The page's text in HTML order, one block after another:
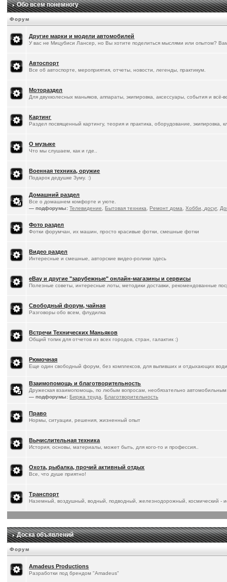
Обо всем понемногу
Форум
Другие марки и модели автомобилей
У вас не Мицубиси Лансер, но Вы хотите поделиться мыслями или опытом?
Автоспорт
Все об автоспорте, мероприятия, отчеты, новости, легенды, практикум.
Мотораздел
Для двухколесных маньяков, аппараты, экипировка, аксессуары, события и
Картинг
Раздел посвященный картингу, теория и практика, оборудование, экипировка,
О музыке
Что мы слушаем, как и где..
Военная техника, оружие
Подарок дедушке Зуму. :)
Домашний раздел
Все о домашнем комфорте и уюте.
— подфорумы: Телевидение ,Бытовая техника ,Ремонт дома ,Хобби, досуг,
Фото раздел
Фотки форумчан, их машин, просто красивые фотки, смешные фотки
Видео раздел
Интересные и смешные, авторские видео-ролики здесь
eBay и другие "зарубежные" онлайн-магазины и сервисы
Полезные советы, интересные лоты, методики доставки, рекомендованные
Свободный форум, чайная
Разговоры обо всем, флудилка
Встречи Технических Маньяков
Общий топик для отчетов из всех городов, стран, галактик :)
Рюмочная
Еще один свободный форум, без комплексов, для выпивших и отдыхающих
Взаимопомощь и благотворительность
Дружеская взаимопомощь, по любым вопросам, необязательно автомобильным
— подфорумы: Биржа труда ,Благотворительность
Право
Нормы, ситуации, решения, жизненный опыт
Вычислительная техника
История, основы, материалы, может быть, для кого-то и профессия..
Охота, рыбалка, прочий активный отдых
Все, что душе приятно!
Транспорт
Наземный, воздушный, водный, подводный, железнодорожный, космический -
Доска объявлений
Форум
Amadeus Productions
Разработки под брендом "Amadeus"